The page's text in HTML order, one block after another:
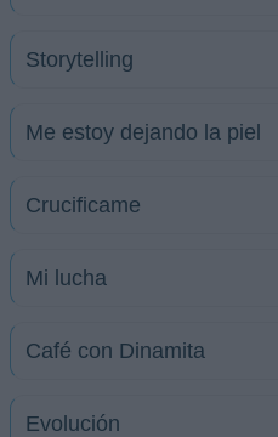
Storytelling
Me estoy dejando la piel
Crucificame
Mi lucha
Café con Dinamita
Evolución